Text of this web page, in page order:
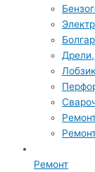
Ремонт